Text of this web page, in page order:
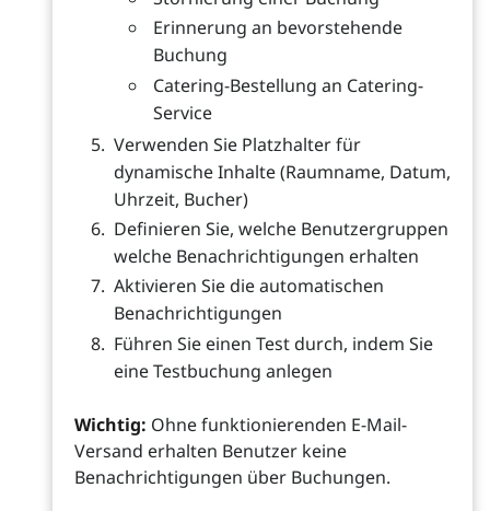
Erinnerung an bevorstehende
Buchung
Catering-Bestellung an Catering-
Service
Verwenden Sie Platzhalter für
dynamische Inhalte (Raumname, Datum,
Uhrzeit, Bucher)
Definieren Sie, welche Benutzergruppen
welche Benachrichtigungen erhalten
Aktivieren Sie die automatischen
Benachrichtigungen
Führen Sie einen Test durch, indem Sie
eine Testbuchung anlegen
Wichtig: Ohne funktionierenden E-Mail-
Versand erhalten Benutzer keine
Benachrichtigungen über Buchungen.